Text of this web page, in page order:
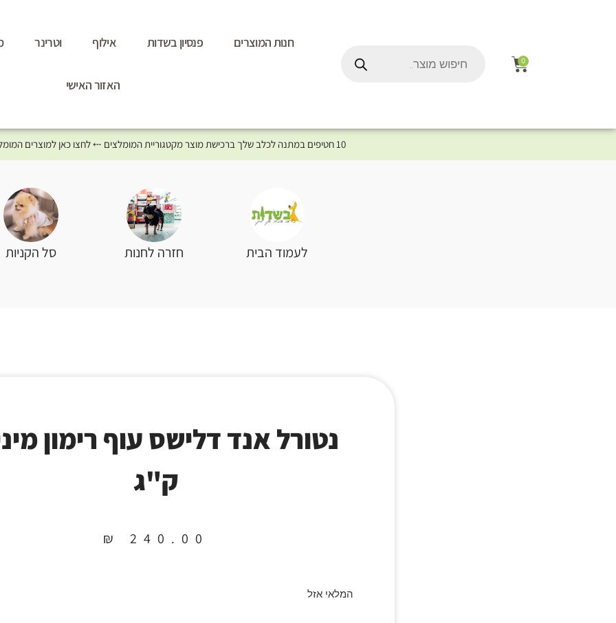
0
חנות המוצרים פנסיון בשדות אילוף וטרינר
האזור האישי
10 חטיפים במתנה לכלב שלך ברכישת מוצר מקטגוריית המומלצים ⤎ לחצו כאן למוצרים המומלצים לכלב
לעמוד הבית חזרה לחנות סל הקניות
ק"ג
₪ 240.00
המלאי אזל